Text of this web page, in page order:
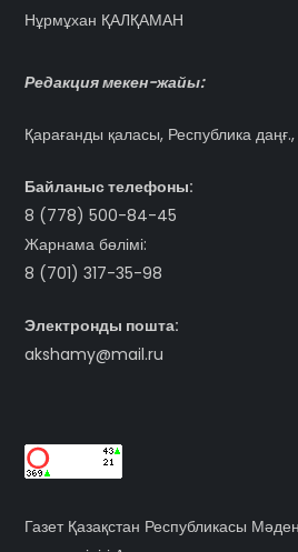
Нұрмұхан ҚАЛҚАМАН
Редакция мекен-жайы:
Қарағанды қаласы, Республика
Байланыс телефоны:
8 (778) 500-84-45
Жарнама бөлімі:
8 (701) 317-35-98
Электронды пошта:
akshamy@mail.ru
Газет Қазақстан Республикасы